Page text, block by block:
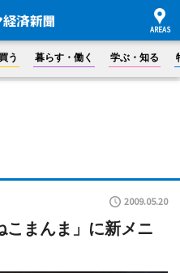
買う 暮らす・働く 学ぶ・知る
2009.05.20
こまんま」に新メニ